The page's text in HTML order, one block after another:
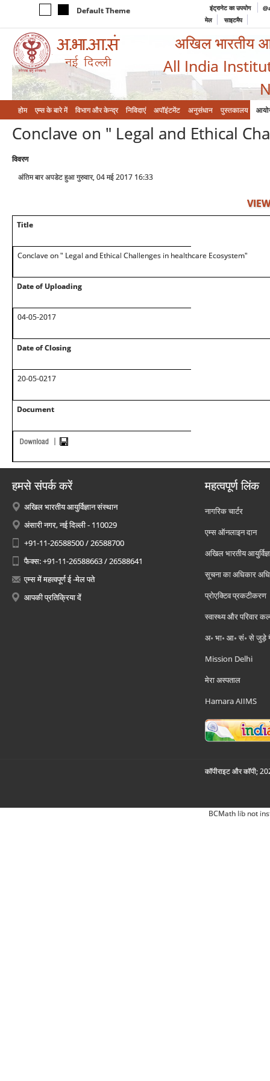
Default Theme इंट्रानेट का उपयोग
मेल
साइटमैप
अखिल भारतीय
All India
होम एम्‍स के बारे में विभाग और केन्‍द्र निविदाएं अपॉइंटमेंट अनुसंधान पुस्तकालय
Conclave on " Legal and Ethical
विवरण
अंतिम बार अपडेट हुआ गुरुवार, 04 मई 2017 16:33
Title
Conclave on " Legal and Ethical Challenges in healthcare Ecosystem"
Date of Uploading
04-05-2017
Date of Closing
20-05-0217
Document
हमसे संपर्क करें
अखिल भारतीय आयुर्विज्ञान संस्थान
अंसारी नगर, नई दिल्ली - 110029
+91-11-26588500 / 26588700
फैक्स: +91-11-26588663 / 26588641
एम्स में महत्वपूर्ण ई -मेल पते
आपकी प्रतिक्रिया दें
महत्वपूर्ण लिंक
नागरिक चार्टर
एम्स ऑनलाइन दान
अखिल भारतीय
सूचना का अधिकार
प्रोएक्टिव प्रकटीकरण
स्वास्थ्य और परिवार
अ॰ भा॰ आ॰ सं॰ से जुड़े
Mission Delhi
मेरा अस्पताल
Hamara AIIMS
कॉपीराइट और कॉपी;
BCMath lib not